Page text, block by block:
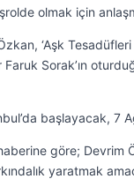
olmak için
‘Aşk
Sorak’ın
başlayacak, 7
göre;
yaratmak